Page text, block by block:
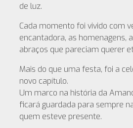
de luz.
Cada momento foi vivido com
encantadora, as homenagens,
abraços que pareciam querer
Mais do que uma festa, foi a
novo capítulo.
Um marco na história da
ficará guardada para sempre
quem esteve presente.